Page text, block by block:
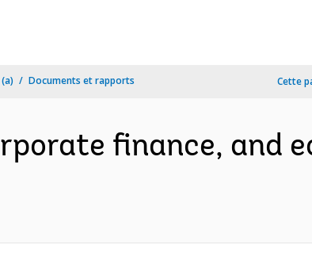
Documents et rapports Cette
finance, and